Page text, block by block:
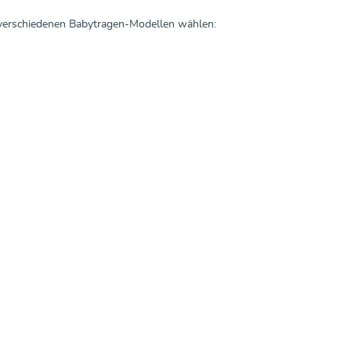
Babytragen-Modellen wählen: